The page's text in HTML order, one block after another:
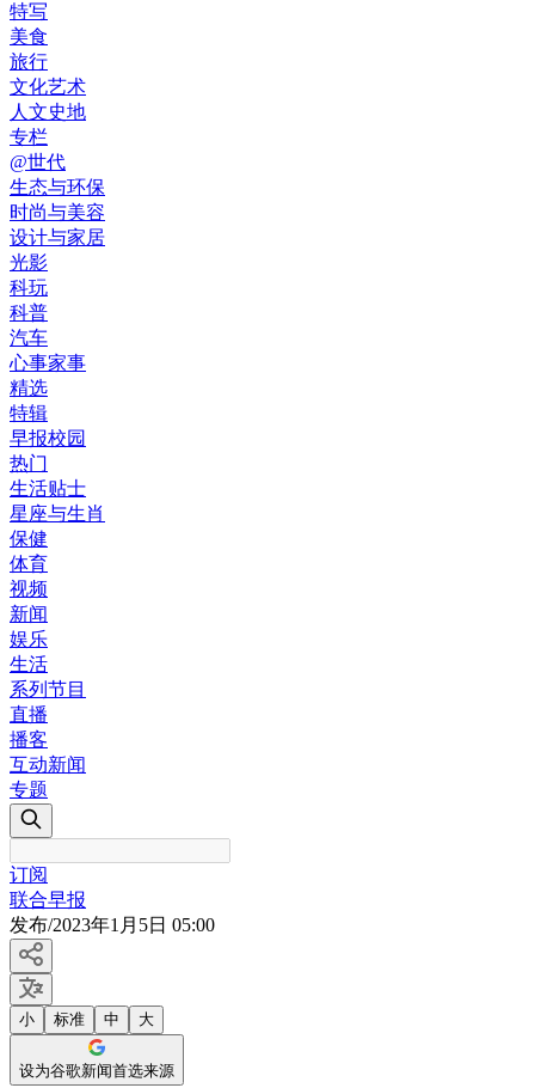
特写
美食
旅行
文化艺术
人文史地
专栏
@世代
生态与环保
时尚与美容
设计与家居
光影
科玩
科普
汽车
心事家事
精选
特辑
早报校园
热门
生活贴士
星座与生肖
保健
体育
视频
新闻
娱乐
生活
系列节目
直播
播客
互动新闻
专题
订阅
联合早报
发布/2023年1月5日 05:00
小 标准 中 大
设为谷歌新闻首选来源